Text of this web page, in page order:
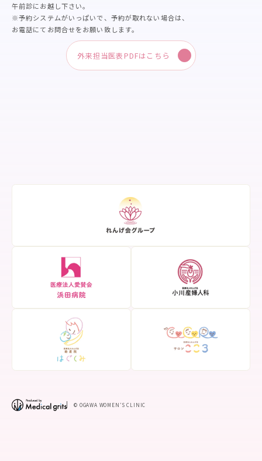
午前診にお越し下さい。
※予約システムがいっぱいで、予約が取れない場合は、
お電話にてお問合せをお願い致します。
外来担当医表PDFはこちら
© OGAWA WOMEN’S CLINIC